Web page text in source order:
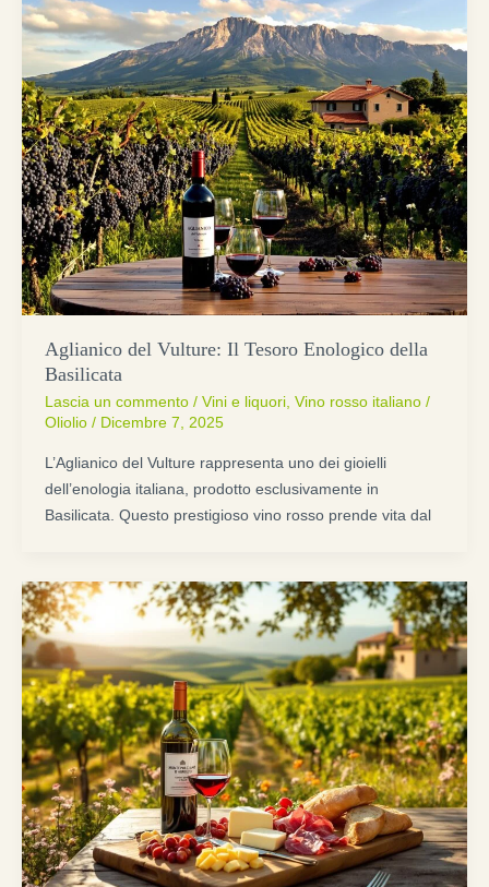
Aglianico del Vulture: Il Tesoro Enologico della
Basilicata
Lascia un commento / Vini e liquori, Vino rosso italiano/
Oliolio / Dicembre 7, 2025
L’Aglianico del Vulture rappresenta uno dei gioielli
dell’enologia italiana, prodotto esclusivamente in
Basilicata. Questo prestigioso vino rosso prende vita dal